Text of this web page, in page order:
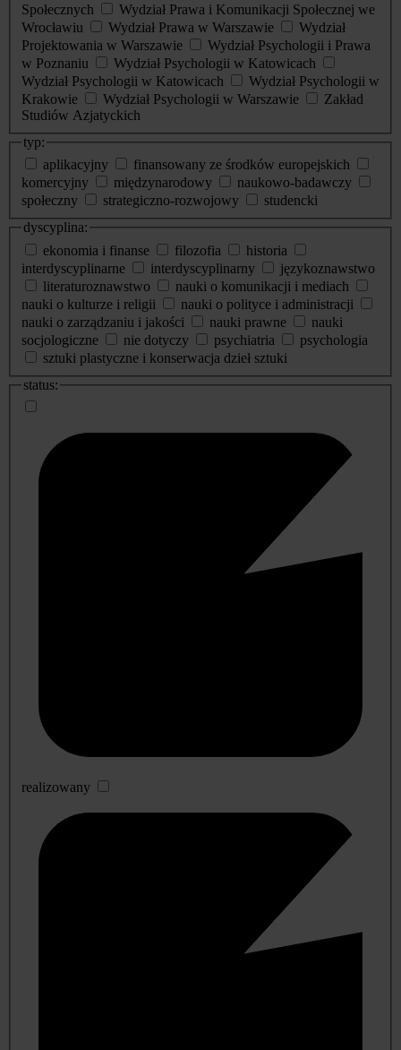
Społecznych
Wydział Prawa i Komunikacji Społecznej we
Wrocławiu
Wydział Prawa w Warszawie
Wydział
Projektowania w Warszawie
Wydział Psychologii i Prawa
w Poznaniu
Wydział Psychologii w Katowicach
Wydział Psychologii w Katowicach
Wydział Psychologii w
Krakowie
Wydział Psychologii w Warszawie
Zakład
Studiów Azjatyckich
typ:
aplikacyjny
finansowany ze środków europejskich
komercyjny
międzynarodowy
naukowo-badawczy
społeczny
strategiczno-rozwojowy
studencki
dyscyplina:
ekonomia i finanse
filozofia
historia
interdyscyplinarne
interdyscyplinarny
językoznawstwo
literaturoznawstwo
nauki o komunikacji i mediach
nauki o kulturze i religii
nauki o polityce i administracji
nauki o zarządzaniu i jakości
nauki prawne
nauki
socjologiczne
nie dotyczy psychiatria
psychologia
sztuki plastyczne i konserwacja dzieł sztuki
status:
realizowany